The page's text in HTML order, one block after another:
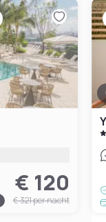
€ 120
€ 321per nacht